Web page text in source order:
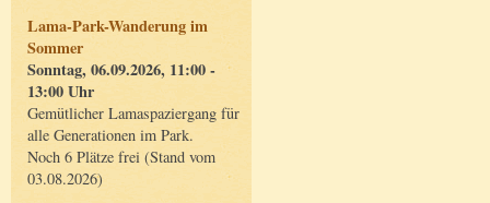
Lama-Park-Wanderung im
Sommer
Sonntag, 06.09.2026, 11:00 -
13:00 Uhr
Gemütlicher Lamaspaziergang für
alle Generationen im Park.
Noch 6 Plätze frei (Stand vom
03.08.2026)